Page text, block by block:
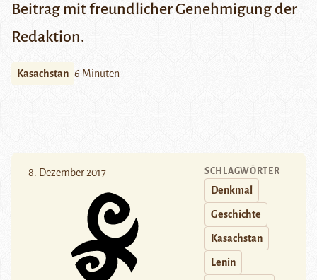
Beitrag mit freundlicher Genehmigung der
Redaktion.
Kasachstan 6 Minuten
8. Dezember 2017 SCHLAGWÖRTER
Denkmal
Geschichte
Kasachstan
Lenin